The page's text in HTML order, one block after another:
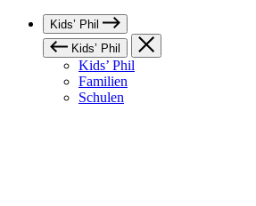
Kids’ Phil
Kids’ Phil
Kids’ Phil
Familien
Schulen